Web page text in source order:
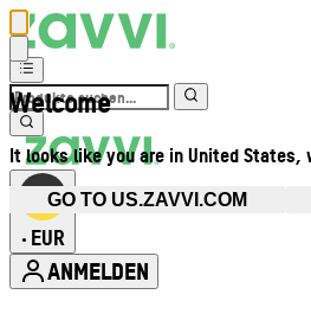
Welcome
It looks like you are in United
GO TO US.ZAVVI.COM
• EUR
ANMELDEN